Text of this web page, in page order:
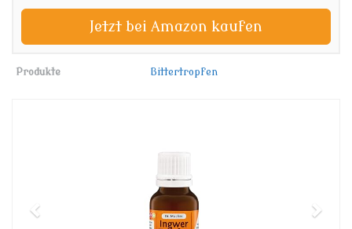
Jetzt bei Amazon kaufen
Produkte Bittertropfen